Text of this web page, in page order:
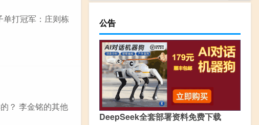
单打冠军：庄则栋
？ 李金铭的其他
公告
DeepSeek全套部署资料免费下载